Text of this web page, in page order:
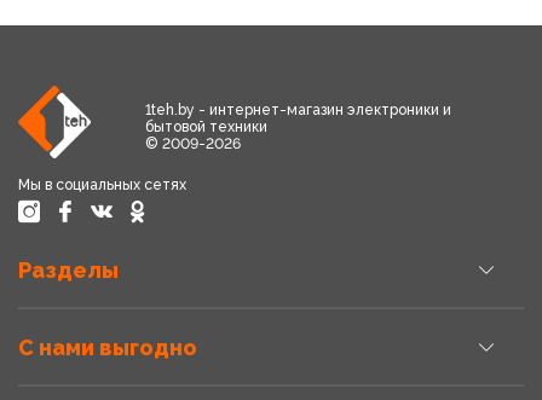
1teh.by - интернет-магазин электроники и
бытовой техники
© 2009-2026
Мы в социальных сетях
Разделы
С нами выгодно